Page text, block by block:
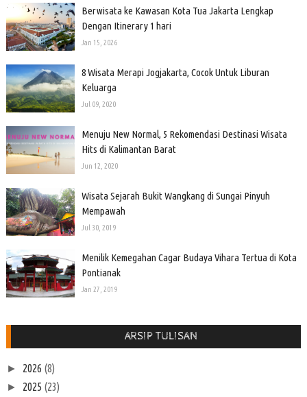
Berwisata ke Kawasan Kota Tua Jakarta Lengkap
Dengan Itinerary 1 hari
Jan 15, 2026
8 Wisata Merapi Jogjakarta, Cocok Untuk Liburan
Keluarga
Jul 09, 2020
Menuju New Normal, 5 Rekomendasi Destinasi Wisata
Hits di Kalimantan Barat
Jun 12, 2020
Wisata Sejarah Bukit Wangkang di Sungai Pinyuh
Mempawah
Jul 30, 2019
Menilik Kemegahan Cagar Budaya Vihara Tertua di Kota
Pontianak
Jan 27, 2019
ARSIP TULISAN
► 2026 (8)
► 2025 (23)